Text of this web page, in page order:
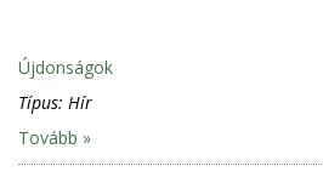
Újdonságok
Típus: Hír
Tovább »